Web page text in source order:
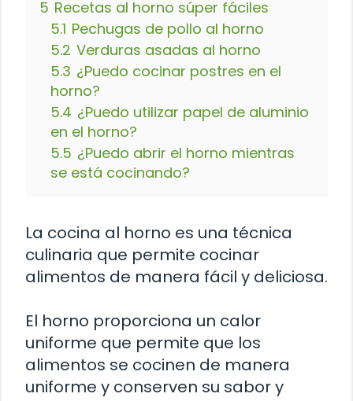
5 Recetas al horno súper fáciles
5.1 Pechugas de pollo al horno
5.2 Verduras asadas al horno
5.3 ¿Puedo cocinar postres en el
horno?
5.4 ¿Puedo utilizar papel de aluminio
en el horno?
5.5 ¿Puedo abrir el horno mientras
se está cocinando?
La cocina al horno es una técnica
culinaria que permite cocinar
alimentos de manera fácil y deliciosa.
El horno proporciona un calor
uniforme que permite que los
alimentos se cocinen de manera
uniforme y conserven su sabor y